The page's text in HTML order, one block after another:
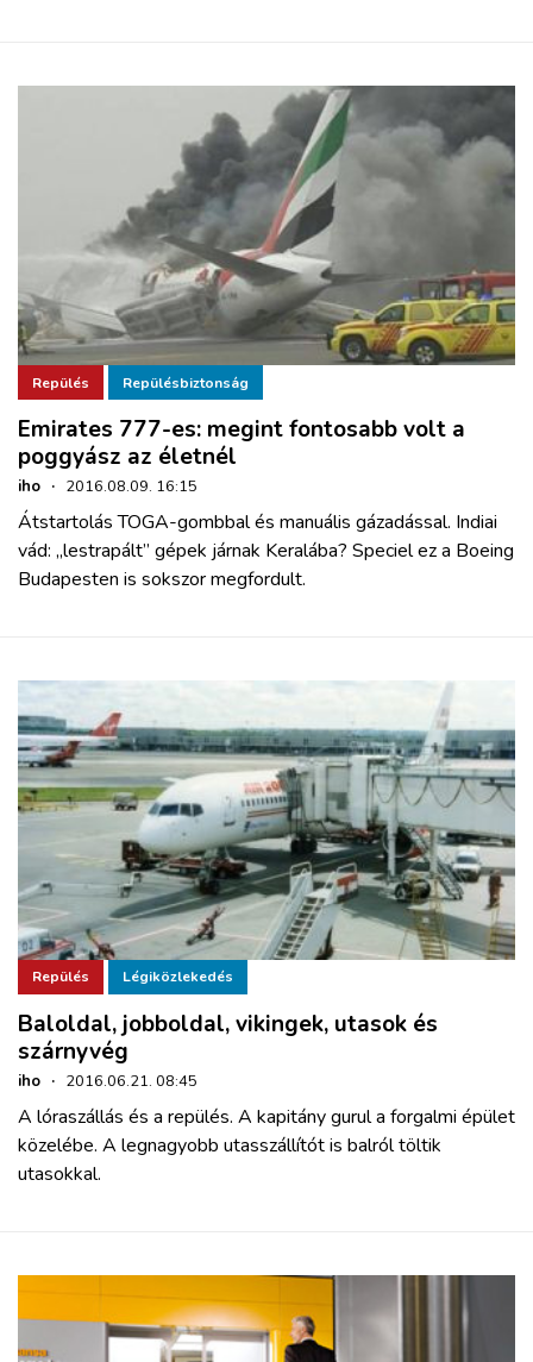
Repülés Repülésbiztonság
Emirates 777-es: megint fontosabb volt a
poggyász az életnél
iho · 2016.08.09. 16:15
Átstartolás TOGA-gombbal és manuális gázadással. Indiai
vád: „lestrapált” gépek járnak Keralába? Speciel ez a Boeing
Budapesten is sokszor megfordult.
Repülés Légiközlekedés
Baloldal, jobboldal, vikingek, utasok és
szárnyvég
iho · 2016.06.21. 08:45
A lóraszállás és a repülés. A kapitány gurul a forgalmi épület
közelébe. A legnagyobb utasszállítót is balról töltik
utasokkal.